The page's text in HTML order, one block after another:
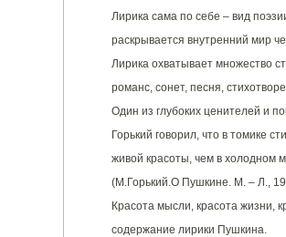
Лирика сама по себе – вид
раскрывается внутренний мир
Лирика охватывает множество
романс, сонет, песня,
Один из глубоких ценителей и
Горький говорил, что в томике
живой красоты, чем в холодном
(М.Горький.О Пушкине. М. – Л.,
Красота мысли, красота жизни,
содержание лирики Пушкина.